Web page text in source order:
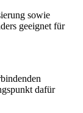
sowie
geeignet für
dafür